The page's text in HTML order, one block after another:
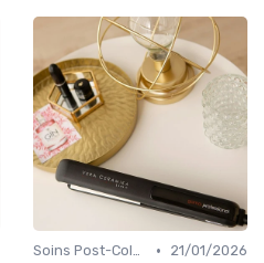
Soins Post-Coloration • 21/01/2026